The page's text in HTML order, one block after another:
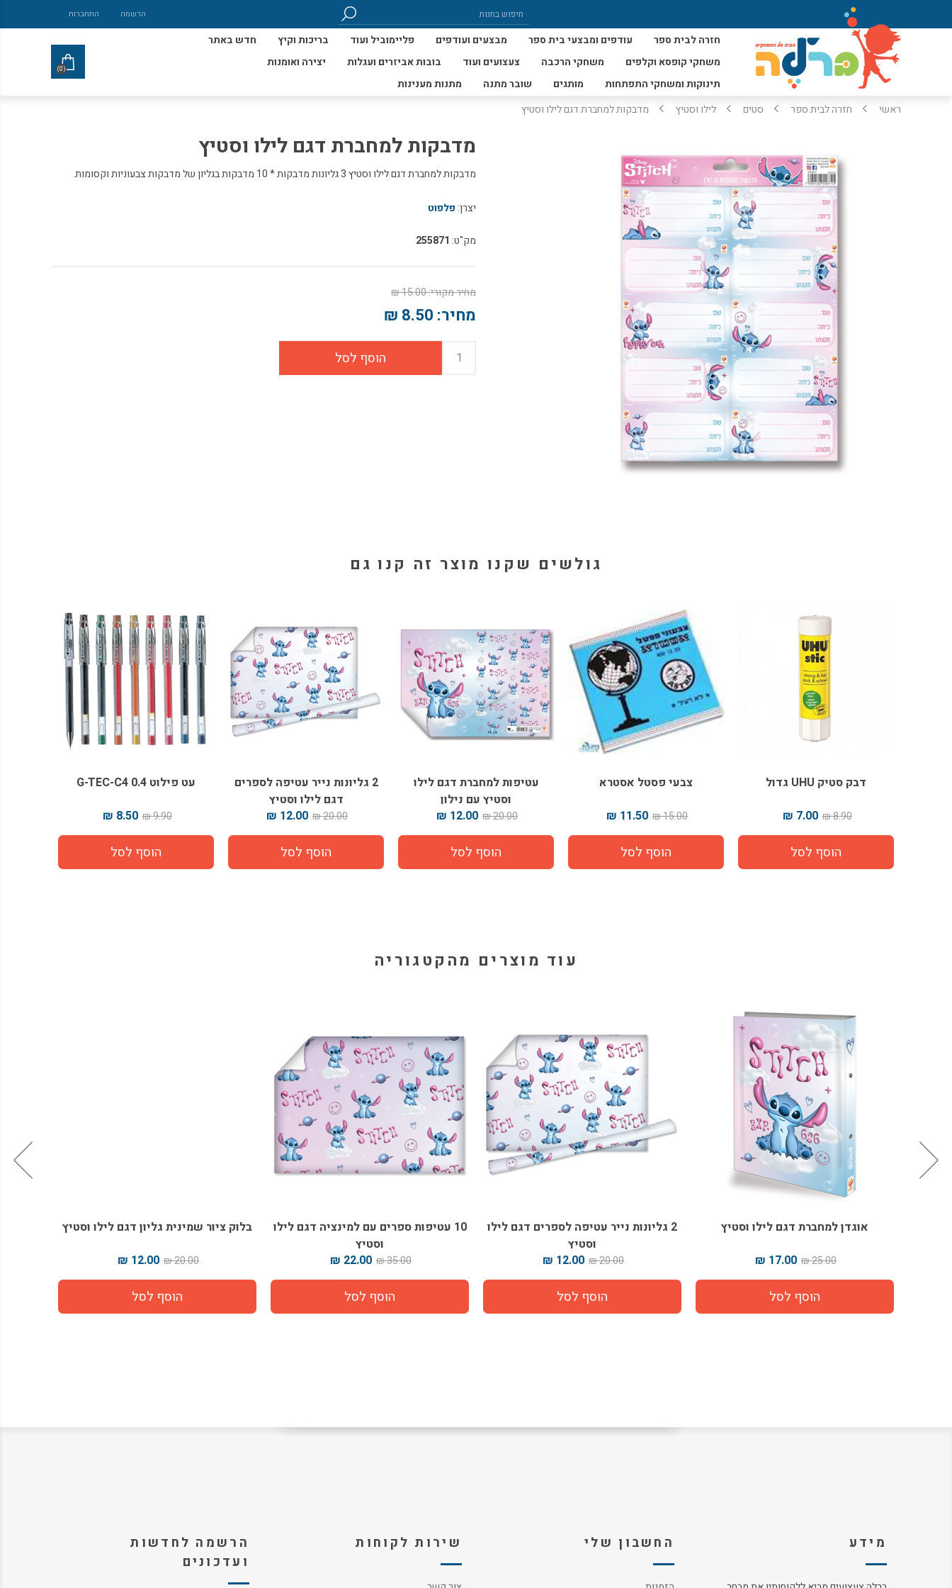
הרשמה התחברות
חזרה לבית ספר עודפים ומבצעי בית ספר מבצעים ועודפים פליימוביל ועוד בריכות וקיץ
חדש באתר
משחקי קופסא וקלפים
משחקי הרכבה צעצועים ועוד בובות אביזרים ועגלות
יצירה ואומנות
תינוקות ומשחקי התפתחות
מותגים שובר מתנה מתנות מענינות
(0)
ראשי חזרה לבית ספר סטים לילו וסטיץ מדבקות למחברת דגם לילו וסטיץ
מדבקות למחברת דגם לילו וסטיץ
מדבקות למחברת דגם לילו וסטיץ 3 גליונות מדבקות * 10 מדבקות בגליון של מדבקות צבעוניות וקסומות.
יצרן: פלפוט
מק"ט: 255871
מחיר מקורי:15.00 ₪
מחיר: 8.50 ₪
גולשים שקנו מוצר זה קנו גם
דבק סטיק UHU גדול
8.90 ₪
7.00 ₪
צבעי פסטל אסטרא
15.00 ₪
11.50 ₪
עטיפות למחברת דגם לילו
וסטיץ עם נילון
20.00 ₪
12.00 ₪
2 גליונות נייר עטיפה לספרים
דגם לילו וסטיץ
20.00 ₪
12.00 ₪
עט פילוט G-TEC-C4 0.4
9.90 ₪
8.50 ₪
עוד מוצרים מהקטגוריה
אוגדן למחברת דגם לילו וסטיץ
25.00 ₪
17.00 ₪
2 גליונות נייר עטיפה לספרים דגם לילו
וסטיץ
20.00 ₪
12.00 ₪
10 עטיפות ספרים עם למינציה דגם לילו
וסטיץ
35.00 ₪
22.00 ₪
בלוק ציור שמינית גליון דגם לילו וסטיץ
20.00 ₪
12.00 ₪
מידע החשבון שלי שירות לקוחות
הרשמה לחדשות
ועדכונים